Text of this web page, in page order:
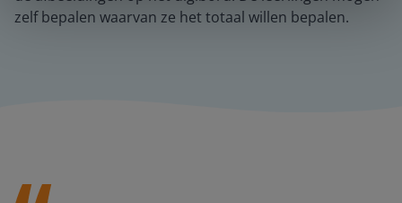
zelf bepalen waarvan ze het totaal willen bepalen.